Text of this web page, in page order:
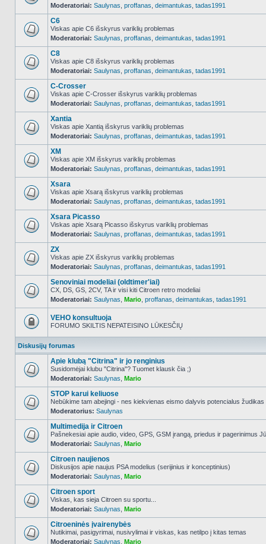
NO_UNREAD_POSTS
Moderatoriai: Saulynas proffanas deimantukas tadas1991
NO_UNREAD_POSTS
C6
Viskas apie C6 išskyrus variklių problemas
Moderatoriai: Saulynas proffanas deimantukas tadas1991
NO_UNREAD_POSTS
C8
Viskas apie C8 išskyrus variklių problemas
Moderatoriai: Saulynas proffanas deimantukas tadas1991
NO_UNREAD_POSTS
C-Crosser
Viskas apie C-Crosser išskyrus variklių problemas
Moderatoriai: Saulynas proffanas deimantukas tadas1991
NO_UNREAD_POSTS
Xantia
Viskas apie Xantią išskyrus variklių problemas
Moderatoriai: Saulynas proffanas deimantukas tadas1991
NO_UNREAD_POSTS
XM
Viskas apie XM išskyrus variklių problemas
Moderatoriai: Saulynas proffanas deimantukas tadas1991
NO_UNREAD_POSTS
Xsara
Viskas apie Xsarą išskyrus variklių problemas
Moderatoriai: Saulynas proffanas deimantukas tadas1991
NO_UNREAD_POSTS
Xsara Picasso
Viskas apie Xsarą Picasso išskyrus variklių problemas
Moderatoriai: Saulynas proffanas deimantukas tadas1991
NO_UNREAD_POSTS
ZX
Viskas apie ZX išskyrus variklių problemas
Moderatoriai: Saulynas proffanas deimantukas tadas1991
NO_UNREAD_POSTS
Senoviniai modeliai (oldtimer'iai)
CX, DS, GS, 2CV, TA ir visi kiti Citroen retro modeliai
Moderatoriai: Saulynas Mario proffanas deimantukas tadas1991
užrakintas
VEHO konsultuoja
FORUMO SKILTIS NEPATEISINO LŪKESČIŲ
Diskusijų forumas
NO_UNREAD_POSTS
Apie klubą "Citrina" ir jo renginius
Susidomėjai klubu "Citrina"? Tuomet klausk čia ;)
Moderatoriai: Saulynas Mario
NO_UNREAD_POSTS
STOP karui keliuose
Nebūkime tam abejingi - nes kiekvienas eismo dalyvis potencialus žudikas
Moderatorius: Saulynas
NO_UNREAD_POSTS
Multimedija ir Citroen
Pašnekesiai apie audio, video, GPS, GSM įrangą, priedus ir pagerinimus
Moderatoriai: Saulynas Mario
NO_UNREAD_POSTS
Citroen naujienos
Diskusijos apie naujus PSA modelius (serijinius ir konceptinius)
Moderatoriai: Saulynas Mario
NO_UNREAD_POSTS
Citroen sport
Viskas, kas sieja Citroen su sportu...
Moderatoriai: Saulynas Mario
Citroeninės įvairenybės
Nutikimai, pasigyrimai, nusivylimai ir viskas, kas netilpo į kitas temas
Moderatoriai: Saulynas Mario